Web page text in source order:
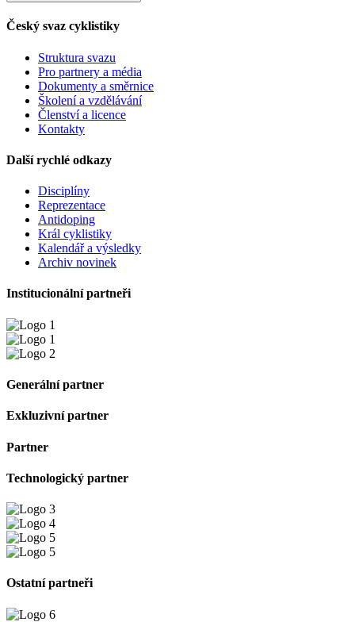
Český svaz cyklistiky
Struktura svazu
Pro partnery a média
Dokumenty a směrnice
Školení a vzdělávání
Členství a licence
Kontakty
Další rychlé odkazy
Disciplíny
Reprezentace
Antidoping
Král cyklistiky
Kalendář a výsledky
Archiv novinek
Institucionální partneři
Generální partner
Exkluzivní partner
Partner
Technologický partner
Ostatní partneři